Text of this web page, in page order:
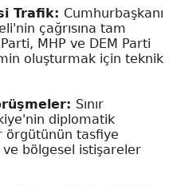
Trafik: Cumhurbaşkanı
çağrısına tam
MHP ve DEM Parti
oluşturmak için teknik
Sınır
diplomatik
örgütünün tasfiye
bölgesel istişareler